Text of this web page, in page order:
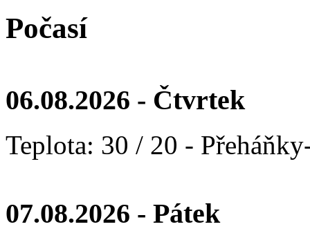
Počasí
06.08.2026 - Čtvrtek
Teplota: 30 / 20 -
07.08.2026 - Pátek